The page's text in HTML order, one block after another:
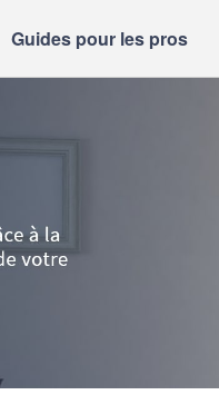
Guides pour les pros